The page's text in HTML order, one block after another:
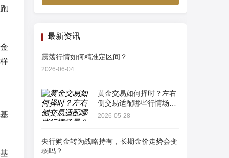
最新资讯
震荡行情如何精准定区间？
2026-06-04
黄金交易如何择时？左右
侧交易适配哪些行情场
景？
2026-05-28
央行购金转为战略持有，长期金价走势会变
弱吗？